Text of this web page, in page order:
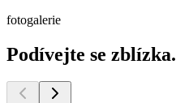
fotogalerie
Podívejte se zblízka.